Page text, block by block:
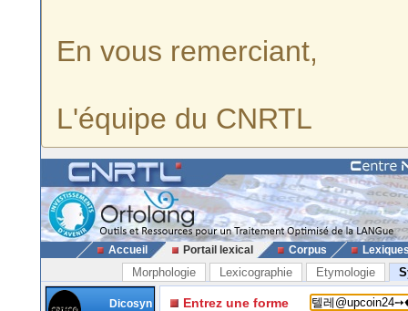
En vous remerciant,
L'équipe du CNRTL
Accueil Portail lexical Corpus
Morphologie Lexicographie Etymologie
Dicosyn
Entrez une forme